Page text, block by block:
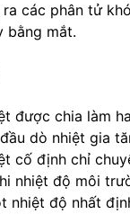
các phân tử
bằng mắt.
được chia làm
dò nhiệt gia
cố định chỉ
nhiệt độ môi
nhiệt độ nhất